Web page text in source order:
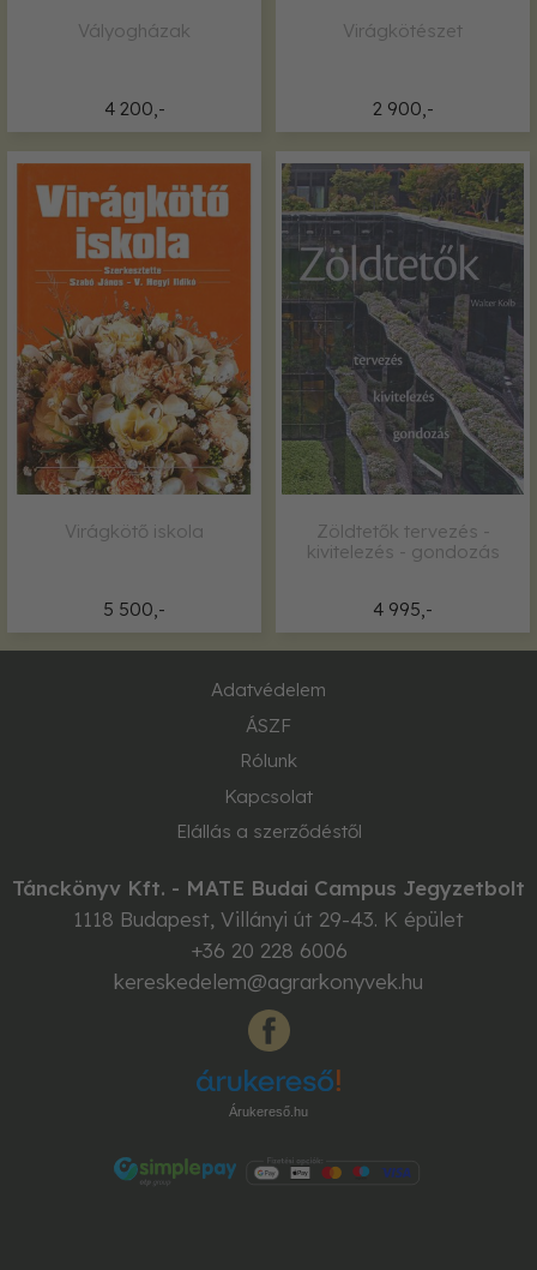
4 200,-
Vályogházak
2 900,-
Virágkötészet
5 500,-
Virágkötő iskola
4 995,-
Zöldtetők tervezés -
kivitelezés - gondozás
Adatvédelem
ÁSZF
Rólunk
Kapcsolat
Elállás a szerződéstől
Tánckönyv Kft. - MATE Budai Campus Jegyzetbolt
1118 Budapest, Villányi út 29-43. K épület
+36 20 228 6006
kereskedelem@agrarkonyvek.hu
Árukereső.hu